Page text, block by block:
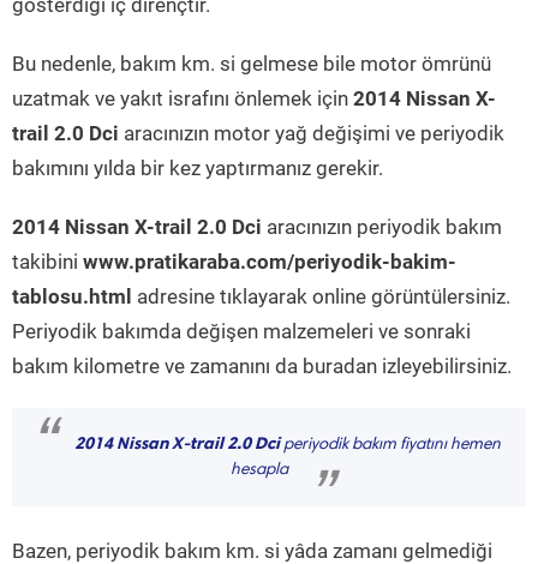
gösterdiği iç dirençtir.
Bu nedenle, bakım km. si gelmese bile motor ömrünü
uzatmak ve yakıt israfını önlemek için 2014 Nissan X-
trail 2.0 Dci aracınızın motor yağ değişimi ve periyodik
bakımını yılda bir kez yaptırmanız gerekir.
2014 Nissan X-trail 2.0 Dci aracınızın periyodik bakım
takibini www.pratikaraba.com/periyodik-bakim-
tablosu.html adresine tıklayarak online görüntülersiniz.
Periyodik bakımda değişen malzemeleri ve sonraki
bakım kilometre ve zamanını da buradan izleyebilirsiniz.
“ 2014 Nissan X-trail 2.0 Dciperiyodik bakım fiyatını hemen
hesapla
”
Bazen, periyodik bakım km. si yâda zamanı gelmediği